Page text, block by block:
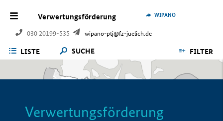
Verwertungsförderung
030 20199-535 wipano-ptj@fz-juelich.de
WIPANO
LISTE SUCHE FILTER
Verwertungsförderung